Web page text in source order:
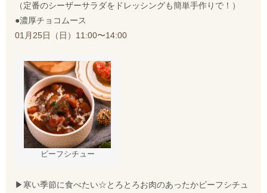
（定番のシーザーサラダをドレッシングも簡単手作りで！）
●濃厚チョコムース
01月25日（日）11:00〜14:00
ビーフシチュー
▶寒い季節に食べたい☆とろとろお肉のあったかビーフシチュ